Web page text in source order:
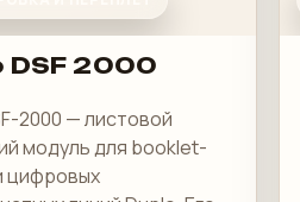
DSF 2000
2000 — листовой
модуль для booklet-
цифровых